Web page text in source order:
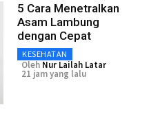
5 Cara Menetralkan
Asam Lambung
dengan Cepat
KESEHATAN
Oleh Nur Lailah Latar
21 jam yang lalu